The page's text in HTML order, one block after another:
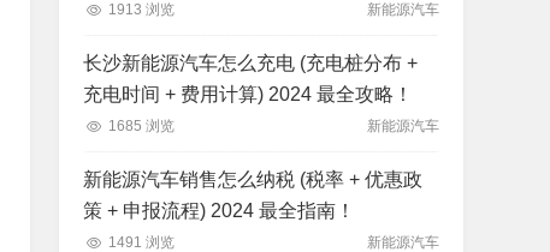
1913 浏览 新能源汽车
长沙新能源汽车怎么充电 (充电桩分布 +
充电时间 + 费用计算) 2024 最全攻略！
1685 浏览 新能源汽车
新能源汽车销售怎么纳税 (税率 + 优惠政
策 + 申报流程) 2024 最全指南！
1491 浏览 新能源汽车